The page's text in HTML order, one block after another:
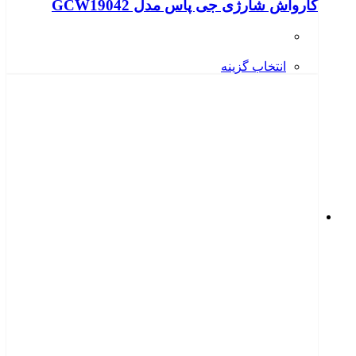
کارواش شارژی جی پاس مدل GCW19042
انتخاب گزینه